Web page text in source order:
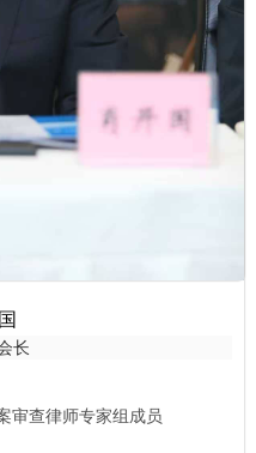
长
审查律师专家组成员